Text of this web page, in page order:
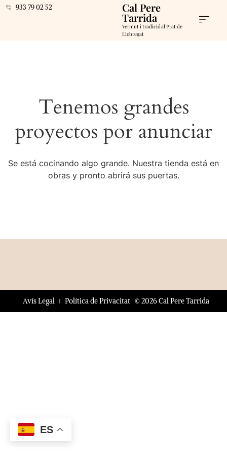
933 79 02 52 Cal Pere
Tarrida
Vermut i tradició al Prat de
Llobregat
Tenemos grandes
proyectos por anunciar
Se está cocinando algo grande. Nuestra tienda está en
obras y pronto abrirá sus puertas.
© 2026 Cal Pere Tarrida
Avís Legal Política de Privacitat
ES